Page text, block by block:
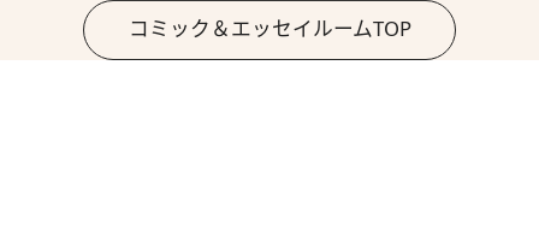
コミック＆エッセイルームTOP